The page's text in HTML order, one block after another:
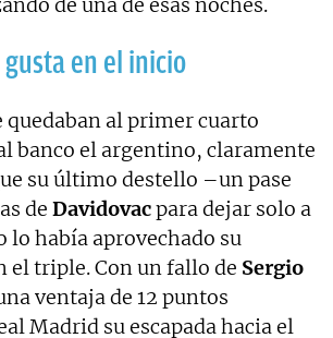
gusta en el inicio
quedaban al primer cuarto
banco el argentino, claramente
su último destello –un pase
de Davidovacpara dejar solo a
lo había aprovechado su
el triple. Con un fallo de Sergio
ventaja de 12 puntos
Madrid su escapada hacia el